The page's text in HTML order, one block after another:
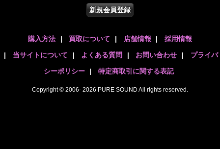
新規会員登録
購入方法 | 買取について | 店舗情報 | 採用情報
| 当サイトについて | よくある質問 | お問い合わせ | プライバ
シーポリシー | 特定商取引に関する表記
Copyright © 2006- 2026 PURE SOUND All rights reserved.